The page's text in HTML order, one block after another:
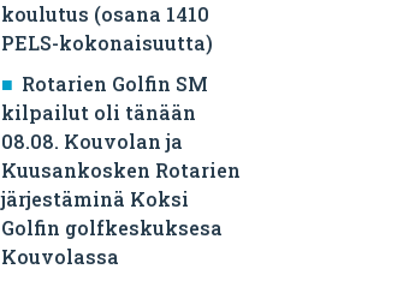
koulutus (osana 1410
PELS-kokonaisuutta)
Rotarien Golfin SM
kilpailut oli tänään
08.08. Kouvolan ja
Kuusankosken Rotarien
järjestäminä Koksi
Golfin golfkeskuksesa
Kouvolassa